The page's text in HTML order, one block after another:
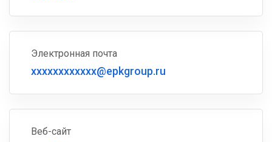
Электронная почта
xxxxxxxxxxxx@epkgroup.ru
Веб-сайт